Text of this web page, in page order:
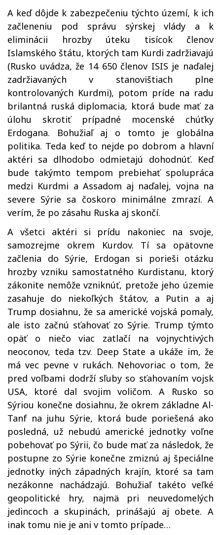
A keď dôjde k zabezpečeniu týchto území, k ich
začleneniu pod správu sýrskej vlády a k
eliminácii hrozby úteku tisícok členov
Islamského štátu, ktorých tam Kurdi zadržiavajú
(Rusko uvádza, že 14 650 členov ISIS je naďalej
zadržiavaných v stanovištiach plne
kontrolovaných Kurdmi), potom príde na radu
brilantná ruská diplomacia, ktorá bude mať za
úlohu skrotiť prípadné mocenské chúťky
Erdogana. Bohužiaľ aj o tomto je globálna
politika. Teda keď to nejde po dobrom a hlavní
aktéri sa dlhodobo odmietajú dohodnúť. Keď
bude takýmto tempom prebiehať spolupráca
medzi Kurdmi a Assadom aj naďalej, vojna na
severe Sýrie sa čoskoro minimálne zmrazí. A
verím, že po zásahu Ruska aj skončí.
A všetci aktéri si prídu nakoniec na svoje,
samozrejme okrem Kurdov. Tí sa opätovne
začlenia do Sýrie, Erdogan si porieši otázku
hrozby vzniku samostatného Kurdistanu, ktorý
zákonite nemôže vzniknúť, pretože jeho územie
zasahuje do niekoľkých štátov, a Putin a aj
Trump dosiahnu, že sa americké vojská pomaly,
ale isto začnú sťahovať zo Sýrie. Trump týmto
opäť o niečo viac zatlačí na vojnychtivých
neoconov, teda tzv. Deep State a ukáže im, že
má vec pevne v rukách. Nehovoriac o tom, že
pred voľbami dodrží sľuby so sťahovaním vojsk
USA, ktoré dal svojim voličom. A Rusko so
Sýriou konečne dosiahnu, že okrem základne Al-
Tanf na juhu Sýrie, ktorá bude poriešená ako
posledná, už nebudú americké jednotky voľne
pobehovať po Sýrii, čo bude mať za následok, že
postupne zo Sýrie konečne zmiznú aj špeciálne
jednotky iných západných krajín, ktoré sa tam
nezákonne nachádzajú. Bohužiaľ takéto veľké
geopolitické hry, najmä pri neuvedomelých
jedincoch a skupinách, prinášajú aj obete. A
inak tomu nie je ani v tomto prípade…